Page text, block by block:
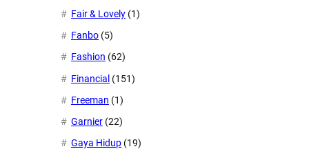
Fair & Lovely (1)
Fanbo (5)
Fashion (62)
Financial (151)
Freeman (1)
Garnier (22)
Gaya Hidup (19)